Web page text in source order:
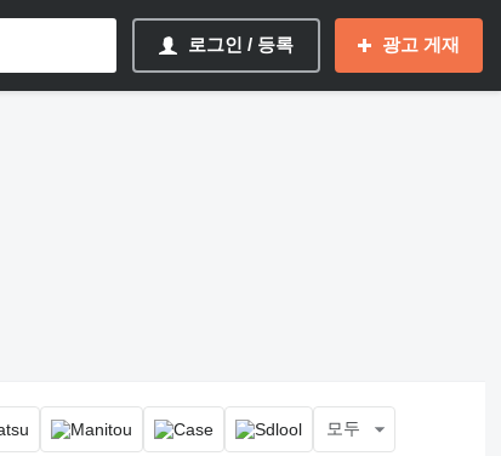
로그인 / 등록 광고 게재
모두